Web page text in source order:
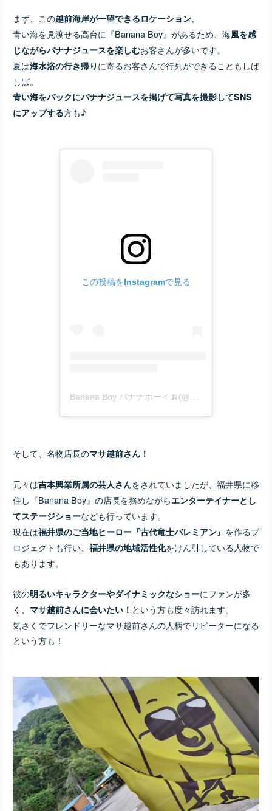
まず、この越前海岸が一望できるロケーション。
青い海を見渡せる高台に『Banana Boy』があるため、海風を感
じながらバナナジュースを楽しむお客さんが多いです。
夏は海水浴の行き帰り に寄るお客さんで行列ができることもしば
しば。
青い海をバックにバナナジュースを掲げて写真を撮影してSNS
にアップする方も♪
この投稿をInstagramで見る
そして、名物店長のマサ越前さん！
元々は吉本興業所属の芸人さんをされていましたが、福井県に移
住し『Banana Boy』の店長を務めながらエンターテイナーとし
てステージショーなども行っています。
現在は福井県のご当地ヒーロー『古代竜士バレミアン』 を作るプ
ロジェクトも行い、 福井県の地域活性化をけん引している人物で
もあります。
彼の明るいキャラクターやダイナミックなショーにファンが多
く、 マサ越前さんに会いたい！ という方も度々訪れます。
気さくでフレンドリーなマサ越前さんの人柄でリピーターになる
という方も！